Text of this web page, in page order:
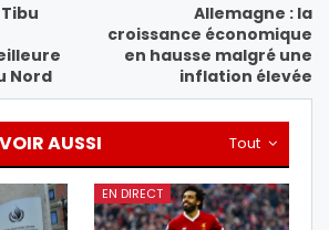
Nord
Allemagne : la
croissance économique
en hausse malgré une
inflation élevée
Tout
VOIR AUSSI
EN DIRECT